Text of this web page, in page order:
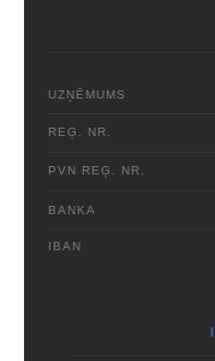
UZŅĒMUMS
REĢ. NR.
PVN REĢ. NR.
BANKA
IBAN